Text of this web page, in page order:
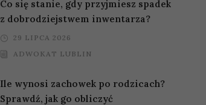
Co się stanie, gdy przyjmiesz spadek
z dobrodziejstwem inwentarza?
29 LIPCA 2026
ADWOKAT LUBLIN
Ile wynosi zachowek po rodzicach?
Sprawdź, jak go obliczyć